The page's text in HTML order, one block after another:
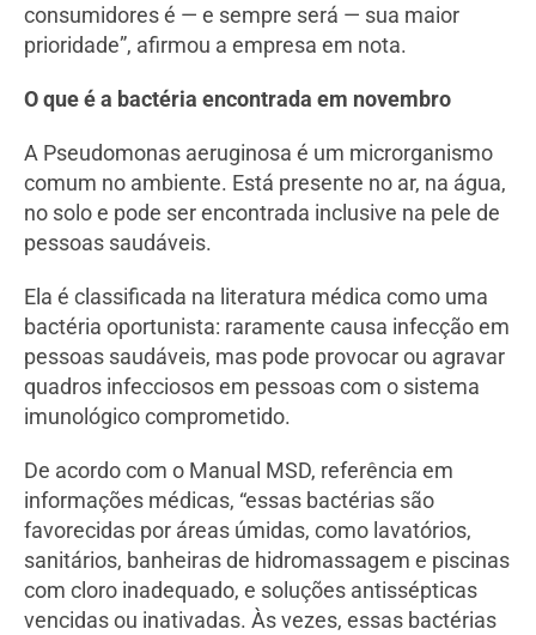
consumidores é — e sempre será — sua maior
prioridade”, afirmou a empresa em nota.
O que é a bactéria encontrada em novembro
A Pseudomonas aeruginosa é um microrganismo
comum no ambiente. Está presente no ar, na água,
no solo e pode ser encontrada inclusive na pele de
pessoas saudáveis.
Ela é classificada na literatura médica como uma
bactéria oportunista: raramente causa infecção em
pessoas saudáveis, mas pode provocar ou agravar
quadros infecciosos em pessoas com o sistema
imunológico comprometido.
De acordo com o Manual MSD, referência em
informações médicas, “essas bactérias são
favorecidas por áreas úmidas, como lavatórios,
sanitários, banheiras de hidromassagem e piscinas
com cloro inadequado, e soluções antissépticas
vencidas ou inativadas. Às vezes, essas bactérias